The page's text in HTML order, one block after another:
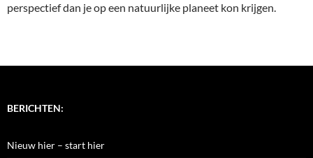
perspectief dan je op een natuurlijke planeet kon krijgen.
BERICHTEN:
Nieuw hier – start hier